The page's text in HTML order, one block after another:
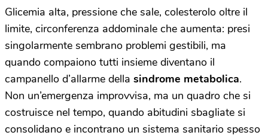
Glicemia alta, pressione che sale, colesterolo oltre il
limite, circonferenza addominale che aumenta: presi
singolarmente sembrano problemi gestibili, ma
quando compaiono tutti insieme diventano il
campanello d’allarme della sindrome metabolica.
Non un’emergenza improvvisa, ma un quadro che si
costruisce nel tempo, quando abitudini sbagliate si
consolidano e incontrano un sistema sanitario spesso